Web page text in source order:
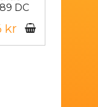
DC
kr